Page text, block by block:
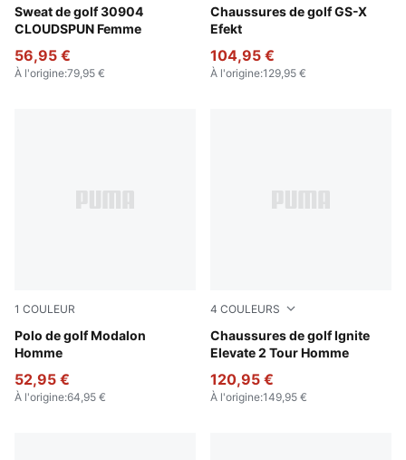
Sweat de golf 30904
CLOUDSPUN Femme
Luso Green
56,95 €
À l'origine:79,95 €
Chaussures de golf GS-X
Efekt
Warm White-Ice Coffee-
104,95 €
À l'origine:129,95 €
1 COULEUR
Polo de golf Modalon
Homme
Warm White-Ice Coffee
52,95 €
À l'origine:64,95 €
4 COULEURS
Chaussures de golf Ignite
Elevate 2 Tour Homme
PUMA White-Deep Navy-
120,95 €
À l'origine:149,95 €